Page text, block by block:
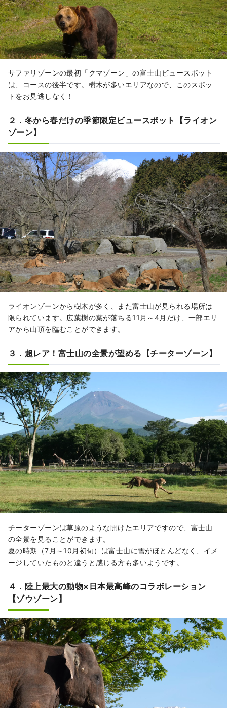
サファリゾーンの最初「クマゾーン」の富士山ビュースポット
は、コースの後半です。樹木が多いエリアなので、このスポッ
トをお見逃しなく！
２．冬から春だけの季節限定ビュースポット【ライオン
ゾーン】
ライオンゾーンから樹木が多く、また富士山が見られる場所は
限られています。広葉樹の葉が落ちる11月～4月だけ、一部エリ
アから山頂を臨むことができます。
３．超レア！富士山の全景が望める【チーターゾーン】
チーターゾーンは草原のような開けたエリアですので、富士山
の全景を見ることができます。
夏の時期（7月～10月初旬）は富士山に雪がほとんどなく、イメ
ージしていたものと違うと感じる方も多いようです。
４．陸上最大の動物×日本最高峰のコラボレーション
【ゾウゾーン】